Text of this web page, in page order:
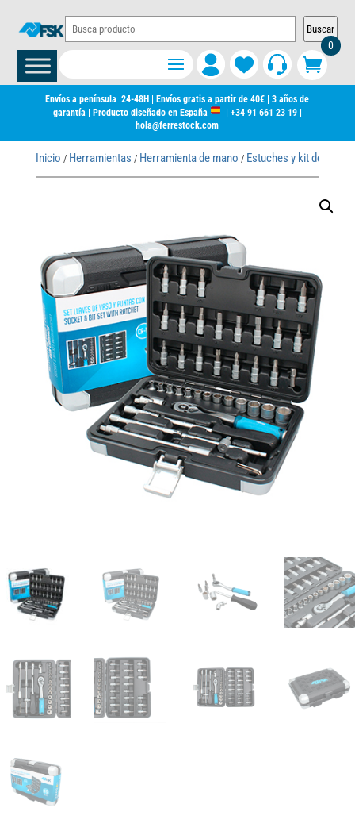
Buscar
0
Envíos a península 24-48H | Envíos gratis a partir de 40€ | 3 años de
garantía | Producto diseñado en España
+34 91 661 23 19|
hola@ferrestock.com
Inicio / Herramientas / Herramienta de mano / Estuches y kit de